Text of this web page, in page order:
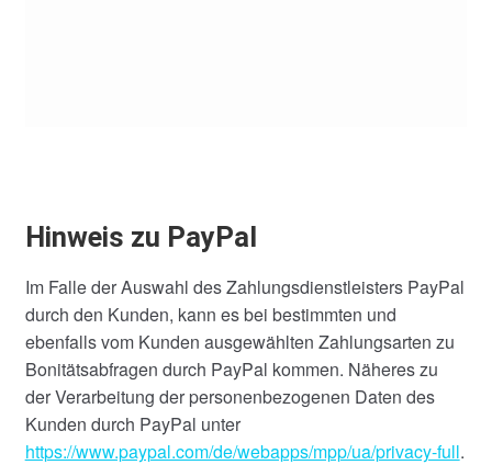
Hinweis zu PayPal
Im Falle der Auswahl des Zahlungsdienstleisters PayPal
durch den Kunden, kann es bei bestimmten und
ebenfalls vom Kunden ausgewählten Zahlungsarten zu
Bonitätsabfragen durch PayPal kommen. Näheres zu
der Verarbeitung der personenbezogenen Daten des
Kunden durch PayPal unter
https://www.paypal.com/de/webapps/mpp/ua/privacy-full.